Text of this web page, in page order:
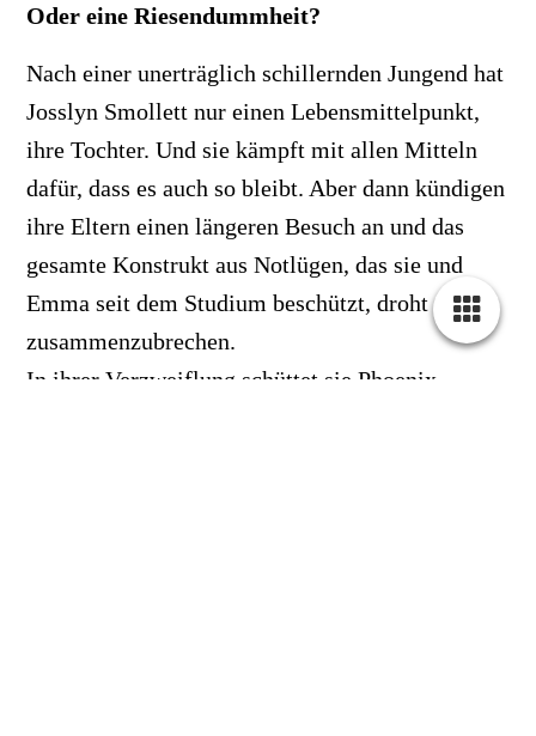
Oder eine Riesendummheit?
Nach einer unerträglich schillernden Jungend hat
Josslyn Smollett nur einen Lebensmittelpunkt,
ihre Tochter. Und sie kämpft mit allen Mitteln
dafür, dass es auch so bleibt. Aber dann kündigen
ihre Eltern einen längeren Besuch an und das
gesamte Konstrukt aus Notlügen, das sie und
Emma seit dem Studium beschützt, droht
zusammenzubrechen.
In ihrer Verzweiflung schüttet sie Phoenix